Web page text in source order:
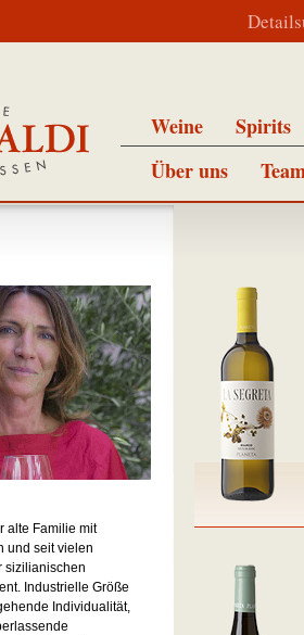
Weine
Spirits
Über uns
alte Familie mit
und seit vielen
sizilianischen
Industrielle Größe
Individualität,